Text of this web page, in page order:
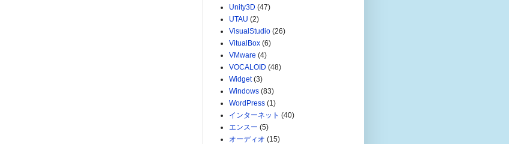
Unity3D (47)
UTAU (2)
VisualStudio (26)
VitualBox (6)
VMware (4)
VOCALOID (48)
Widget (3)
Windows (83)
WordPress (1)
インターネット (40)
エンスー (5)
オーディオ (15)